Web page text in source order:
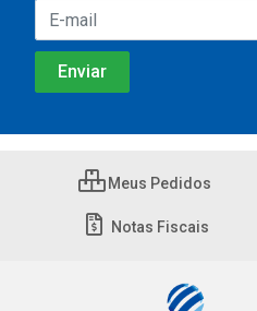
Meus Pedidos
Notas Fiscais